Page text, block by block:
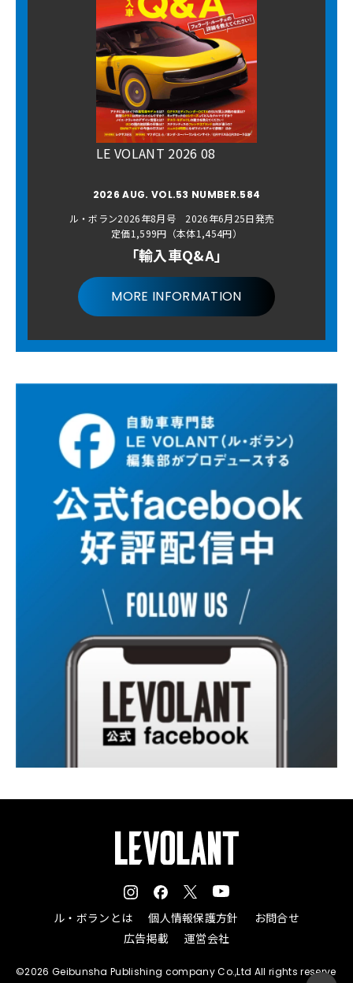
LE VOLANT 2026 08
2026 AUG. VOL.53 NUMBER.584
ル・ボラン2026年8月号 2026年6月25日発売
定価1,599円（本体1,454円）
「輸入車Q&A」
MORE INFORMATION
ル・ボランとは 個人情報保護方針
お問合せ
広告掲載
運営会社
©2026 Geibunsha Publishing company Co.,Ltd All rights reserve